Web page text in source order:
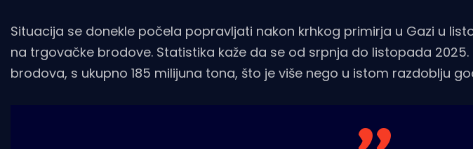
Situacija se donekle počela popravljati nakon krhkog primirja u Gazi u
na trgovačke brodove. Statistika kaže da se od srpnja do listopada
brodova, s ukupno 185 milijuna tona, što je više nego u istom razdoblju